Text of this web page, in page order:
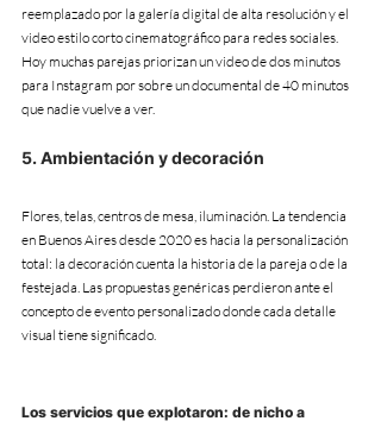
reemplazado por la galería digital de alta resolución y el
video estilo corto cinematográfico para redes sociales.
Hoy muchas parejas priorizan un video de dos minutos
para Instagram por sobre un documental de 40 minutos
que nadie vuelve a ver.
5. Ambientación y decoración
Flores, telas, centros de mesa, iluminación. La tendencia
en Buenos Aires desde 2020 es hacia la personalización
total: la decoración cuenta la historia de la pareja o de la
festejada. Las propuestas genéricas perdieron ante el
concepto de evento personalizado donde cada detalle
visual tiene significado.
Los servicios que explotaron: de nicho a